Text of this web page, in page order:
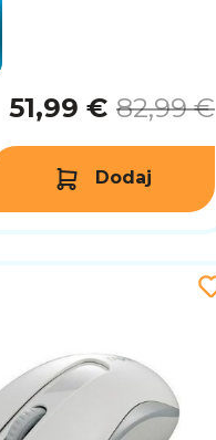
51,99 € 82,99 €
Dodaj